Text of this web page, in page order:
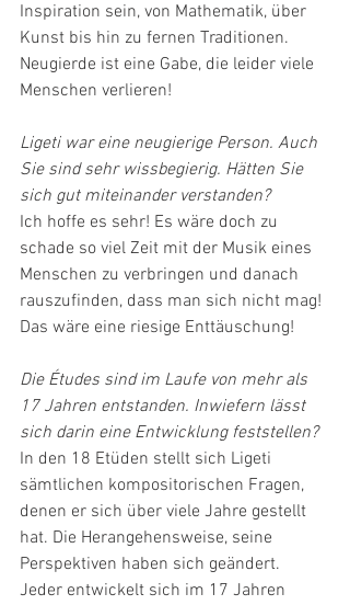
Inspiration sein, von Mathematik, über
Kunst bis hin zu fernen Traditionen.
Neugierde ist eine Gabe, die leider viele
Menschen verlieren!
Ligeti war eine neugierige Person. Auch
Sie sind sehr wissbegierig. Hätten Sie
sich gut miteinander verstanden?
Ich hoffe es sehr! Es wäre doch zu
schade so viel Zeit mit der Musik eines
Menschen zu verbringen und danach
rauszufinden, dass man sich nicht mag!
Das wäre eine riesige Enttäuschung!
Die Études sind im Laufe von mehr als
17 Jahren entstanden. Inwiefern lässt
sich darin eine Entwicklung feststellen?
In den 18 Etüden stellt sich Ligeti
sämtlichen kompositorischen Fragen,
denen er sich über viele Jahre gestellt
hat. Die Herangehensweise, seine
Perspektiven haben sich geändert.
Jeder entwickelt sich im 17 Jahren